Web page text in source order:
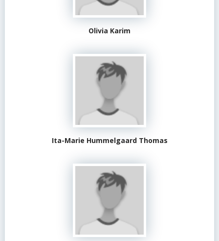
Olivia Karim
Ita-Marie Hummelgaard Thomas